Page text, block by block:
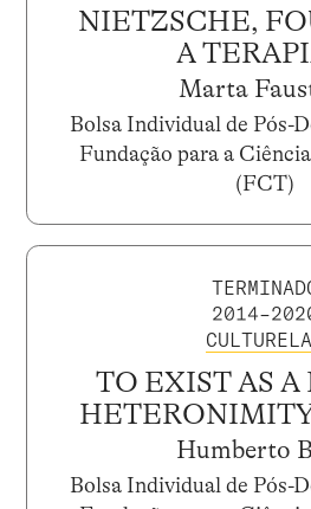
NIETZSCHE,
A
Marta
Bolsa Individual de Pós-
Fundação para a
(FCT)
TO EXIST AS A
Humberto
Bolsa Individual de Pós-